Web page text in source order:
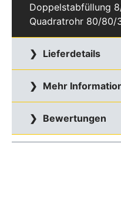
Doppelstabfüllung
Quadratrohr 80/80/
Lieferdetails
Mehr
Bewertungen